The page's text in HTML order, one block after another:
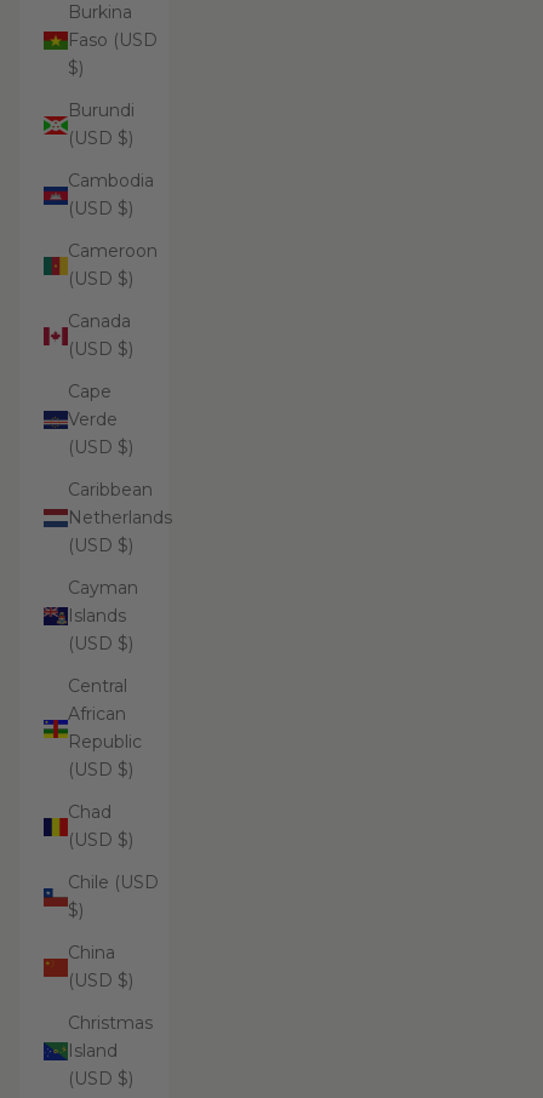
Burkina
Faso (USD
$)
Burundi
(USD $)
Cambodia
(USD $)
Cameroon
(USD $)
Canada
(USD $)
Cape
Verde
(USD $)
Caribbean
Netherlands
(USD $)
Cayman
Islands
(USD $)
Central
African
Republic
(USD $)
Chad
(USD $)
Chile (USD
$)
China
(USD $)
Christmas
Island
(USD $)